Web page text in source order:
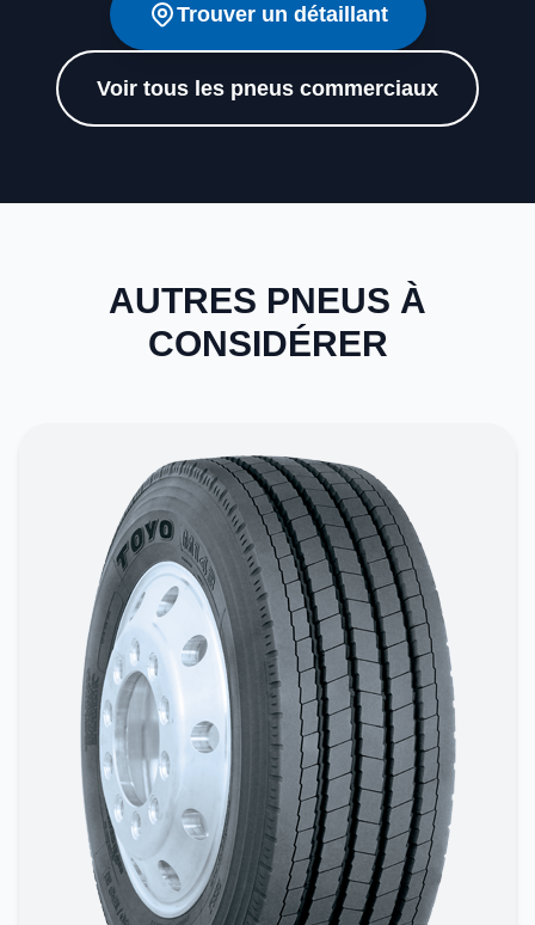
Trouver un détaillant
Voir tous les pneus commerciaux
AUTRES PNEUS À
CONSIDÉRER